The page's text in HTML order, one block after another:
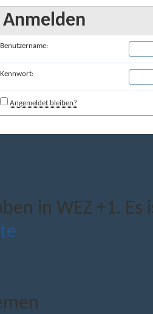
Anmelden
Benutzername:
Kennwort:
Angemeldet bleiben?
in WEZ +1.